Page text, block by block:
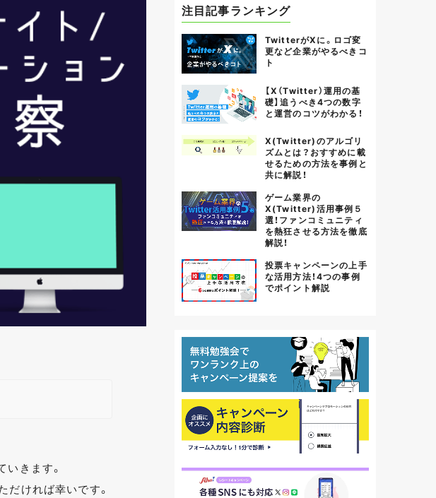
きます。
ければ幸いです。
注目記事ランキング
TwitterがXに。ロゴ変
更など企業がやるべきコ
ト
【X（Twitter）運用の基
礎】追うべき4つの数字
と運営のコツがわかる！
X(Twitter)のアルゴリ
ズムとは？おすすめに載
せるための方法を事例と
共に解説！
ゲーム業界の
X(Twitter)活用事例５
選！ファンコミュニティ
を熱狂させる方法を徹底
解説！
投票キャンペーンの上手
な活用方法！4つの事例
でポイント解説